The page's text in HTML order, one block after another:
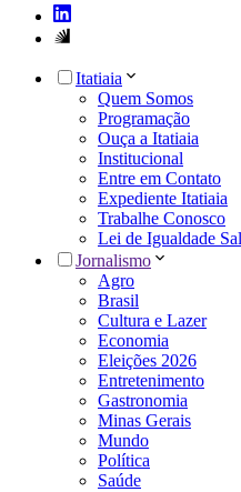
Itatiaia
Quem Somos
Programação
Ouça a Itatiaia
Institucional
Entre em Contato
Expediente Itatiaia
Trabalhe Conosco
Lei de Igualdade
Jornalismo
Agro
Brasil
Cultura e Lazer
Economia
Eleições 2026
Entretenimento
Gastronomia
Minas Gerais
Mundo
Política
Saúde